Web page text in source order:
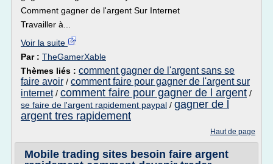
Comment gagner de l'argent Sur Internet
Travailler à...
Voir la suite
Par : TheGamerXable
Thèmes liés : comment gagner de l'argent sans se
faire avoir / comment faire pour gagner de l'argent sur
internet/ comment faire pour gagner de l argent /
se faire de l'argent rapidement paypal / gagner de l
argent tres rapidement
Haut de page
Mobile trading sites besoin faire argent